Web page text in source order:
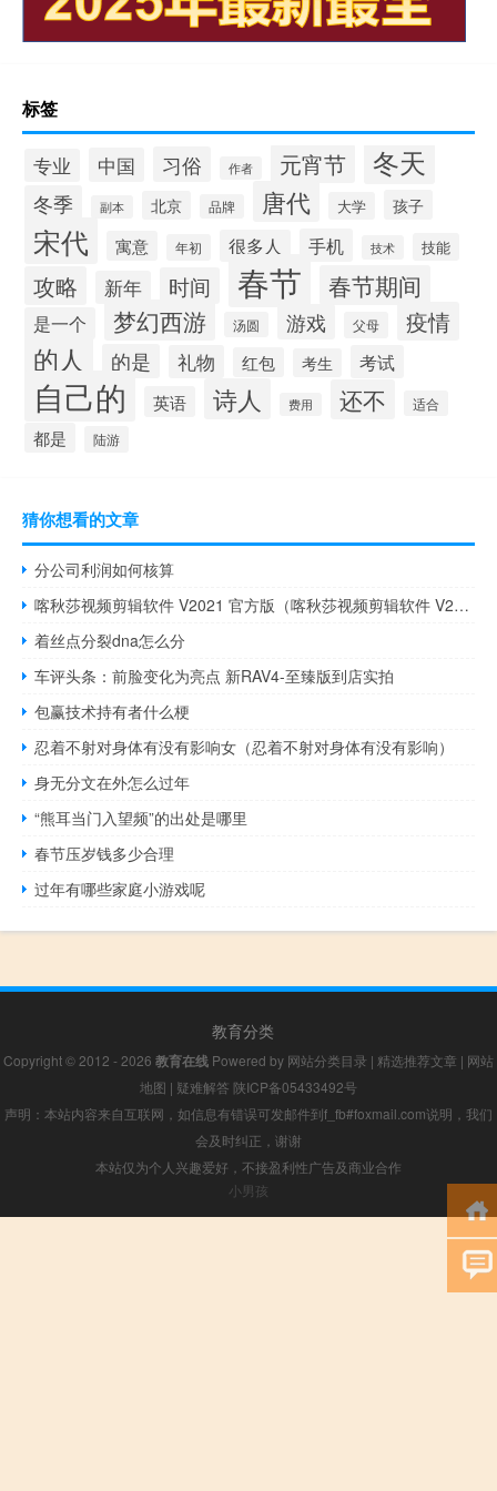
标签
专业 中国 习俗 作者 元宵节 冬天
冬季 副本 北京 品牌 唐代 大学 孩子
宋代 寓意 年初 很多人 手机 技术 技能
攻略 新年 时间 春节 春节期间
是一个 梦幻西游 汤圆 游戏 父母 疫情
的人 的是 礼物 红包 考生 考试
自己的 英语 诗人 费用 还不 适合
都是 陆游
猜你想看的文章
分公司利润如何核算
喀秋莎视频剪辑软件 V2021 官方版（喀秋莎视频剪辑软件 V2021 官方版功能简介）
着丝点分裂dna怎么分
车评头条：前脸变化为亮点 新RAV4-至臻版到店实拍
包赢技术持有者什么梗
忍着不射对身体有没有影响女（忍着不射对身体有没有影响）
身无分文在外怎么过年
“熊耳当门入望频”的出处是哪里
春节压岁钱多少合理
过年有哪些家庭小游戏呢
教育分类
Copyright © 2012 - 2026 教育在线 Powered by 网站分类目录 | 精选推荐文章 | 网站
地图 | 疑难解答 陕ICP备05433492号
声明：本站内容来自互联网，如信息有错误可发邮件到f_fb#foxmail.com说明，我们
会及时纠正，谢谢
本站仅为个人兴趣爱好，不接盈利性广告及商业合作
小男孩